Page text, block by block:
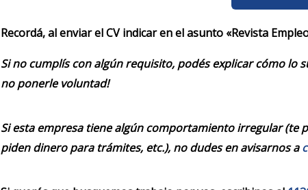
Recordá, al enviar el CV indicar en el asunto «Revista
Si no cumplís con algún requisito, podés explicar cómo lo
no ponerle voluntad!
Si esta empresa tiene algún comportamiento irregular
piden dinero para trámites, etc.), no dudes en avisarnos a